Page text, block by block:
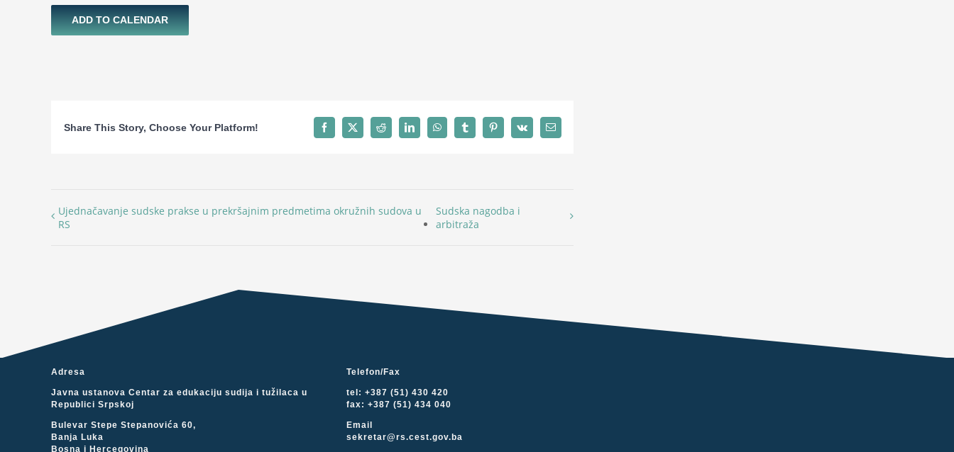
ADD TO CALENDAR
Share This Story, Choose Your Platform! Facebook
X Reddit LinkedInWhatsAppTumblrPinterest
Vk Email
Ujednačavanje sudske prakse u prekršajnim predmetima okružnih sudova u
RS
Sudska nagodba i
arbitraža
Adresa
Javna ustanova Centar za edukaciju sudija i tužilaca u
Republici Srpskoj
Bulevar Stepe Stepanovića 60,
Banja Luka
Bosna i Hercegovina
Telefon/Fax
tel: +387 (51) 430 420
fax: +387 (51) 434 040
Email
sekretar@rs.cest.gov.ba